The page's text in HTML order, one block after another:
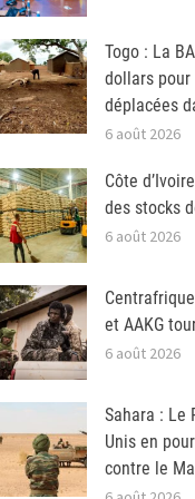
Togo : La
dollars
déplacées
6 août 2026
Côte
des stocks
6 août 2026
et AAKG
6 août 2026
Sahara : Le
Unis en
contre le